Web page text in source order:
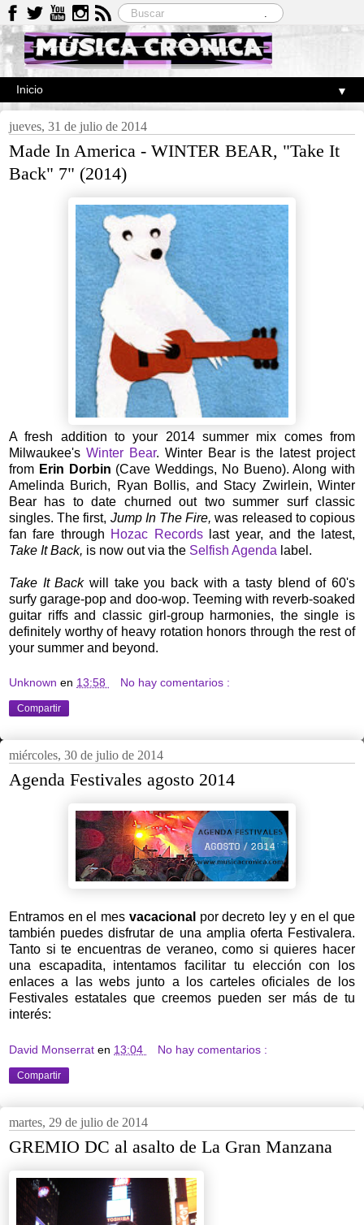
▼
jueves, 31 de julio de 2014
Made In America - WINTER BEAR, "Take It
Back" 7" (2014)
A fresh addition to your 2014 summer mix comes from
Milwaukee's Winter Bear. Winter Bear is the latest project
from Erin Dorbin (Cave Weddings, No Bueno). Along with
Amelinda Burich, Ryan Bollis, and Stacy Zwirlein, Winter
Bear has to date churned out two summer surf classic
singles. The first, Jump In The Fire,was released to copious
fan fare through Hozac Recordslast year, and the latest,
Take It Back, is now out via the Selfish Agenda label.
Take It Backwill take you back with a tasty blend of 60's
surfy garage-pop and doo-wop. Teeming with reverb-soaked
guitar riffs and classic girl-group harmonies, the single is
definitely worthy of heavy rotation honors through the rest of
your summer and beyond.
Unknown en 13:58 No hay comentarios :
Compartir
miércoles, 30 de julio de 2014
Agenda Festivales agosto 2014
Entramos en el mes vacacional por decreto ley y en el que
también puedes disfrutar de una amplia oferta Festivalera.
Tanto si te encuentras de veraneo, como si quieres hacer
una escapadita, intentamos facilitar tu elección con los
enlaces a las webs junto a los carteles oficiales de los
Festivales estatales que creemos pueden ser más de tu
interés:
David Monserrat en 13:04 No hay comentarios :
Compartir
martes, 29 de julio de 2014
GREMIO DC al asalto de La Gran Manzana